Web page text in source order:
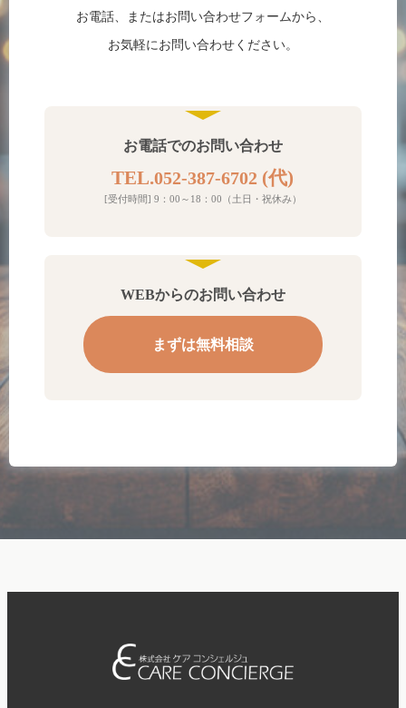
お電話、またはお問い合わせフォームから、
お気軽にお問い合わせください。
お電話でのお問い合わせ
TEL.052-387-6702 (代)
[受付時間] 9：00～18：00（土日・祝休み）
WEBからのお問い合わせ
まずは無料相談